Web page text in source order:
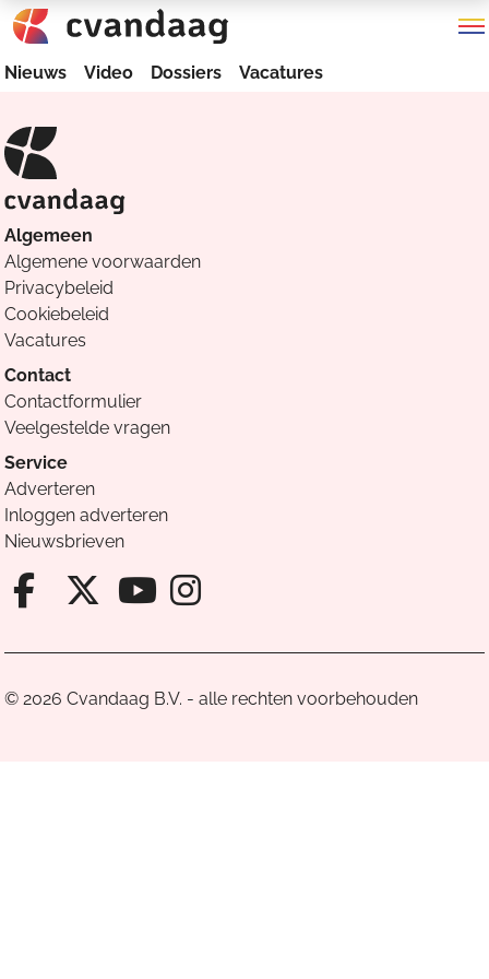
Nieuws Video Dossiers Vacatures
Algemeen
Algemene voorwaarden
Privacybeleid
Cookiebeleid
Vacatures
Contact
Contactformulier
Veelgestelde vragen
Service
Adverteren
Inloggen adverteren
Nieuwsbrieven
Facebook van Cvandaag
X van Cvandaag
Instagram van
© 2026 Cvandaag B.V. - alle rechten voorbehouden